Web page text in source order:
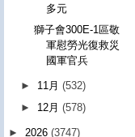
多元
獅子會300E-1區敬
軍慰勞光復救災
國軍官兵
► 11月(532)
► 12月(578)
► 2026 (3747)